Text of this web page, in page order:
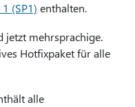
(SP1) enthalten.
jetzt mehrsprachige.
Hotfixpaket für alle
alle